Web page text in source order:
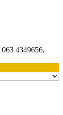
063 4349656,